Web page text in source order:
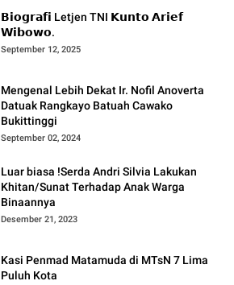
𝗕𝗶𝗼𝗴𝗿𝗮𝗳𝗶 Letjen TNI 𝗞𝘂𝗻𝘁𝗼 𝗔𝗿𝗶𝗲𝗳
𝗪𝗶𝗯𝗼𝘄𝗼.
September 12, 2025
Mengenal Lebih Dekat Ir. Nofil Anoverta
Datuak Rangkayo Batuah Cawako
Bukittinggi
September 02, 2024
Luar biasa !Serda Andri Silvia Lakukan
Khitan/Sunat Terhadap Anak Warga
Binaannya
Desember 21, 2023
Kasi Penmad Matamuda di MTsN 7 Lima
Puluh Kota